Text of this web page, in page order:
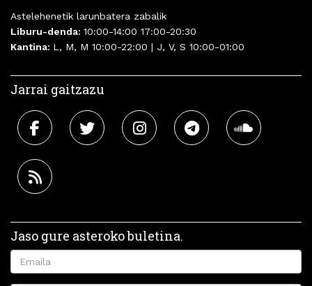
Astelehenetik larunbatera zabalik
Liburu-denda: 10:00-14:00 17:00-20:30
Kantina: L, M, M 10:00-22:00 | J, V, S 10:00-01:00
Jarrai gaitzazu
Jaso gure asteroko buletina.